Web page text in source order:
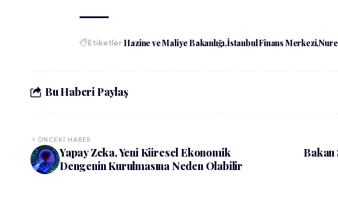
EtiketlerHazine ve Maliye Bakanlığı İstanbul Finans Merkezi
Bu Haberi Paylaş
ÖNCEKI HABER
Yapay Zeka, Yeni Küresel Ekonomik
Dengenin Kurulmasına Neden Olabilir
Bakan